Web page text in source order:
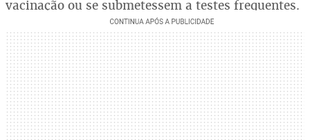
vacinação ou se submetessem a testes frequentes.